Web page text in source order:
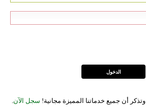
وتذكر أن جميع خدماتنا المميزة مجانية! سجل الآن.